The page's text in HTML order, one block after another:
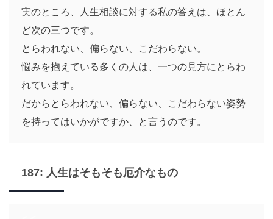
実のところ、人生相談に対する私の答えは、ほとん
ど次の三つです。
とらわれない、偏らない、こだわらない。
悩みを抱えている多くの人は、一つの見方にとらわ
れています。
だからとらわれない、偏らない、こだわらない姿勢
を持ってはいかがですか、と言うのです。
187: 人生はそもそも厄介なもの